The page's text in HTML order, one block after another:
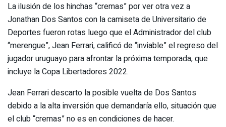
La ilusión de los hinchas “cremas” por ver otra vez a
Jonathan Dos Santos con la camiseta de Universitario de
Deportes fueron rotas luego que el Administrador del club
“merengue”, Jean Ferrari, calificó de “inviable” el regreso del
jugador uruguayo para afrontar la próxima temporada, que
incluye la Copa Libertadores 2022.
Jean Ferrari descarto la posible vuelta de Dos Santos
debido a la alta inversión que demandaría ello, situación que
el club “cremas” no es en condiciones de hacer.